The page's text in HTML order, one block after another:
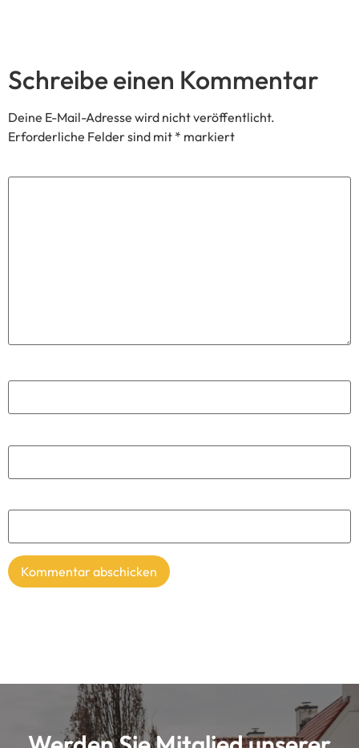
Schreibe einen Kommentar
Deine E-Mail-Adresse wird nicht veröffentlicht.
Erforderliche Felder sind mit * markiert